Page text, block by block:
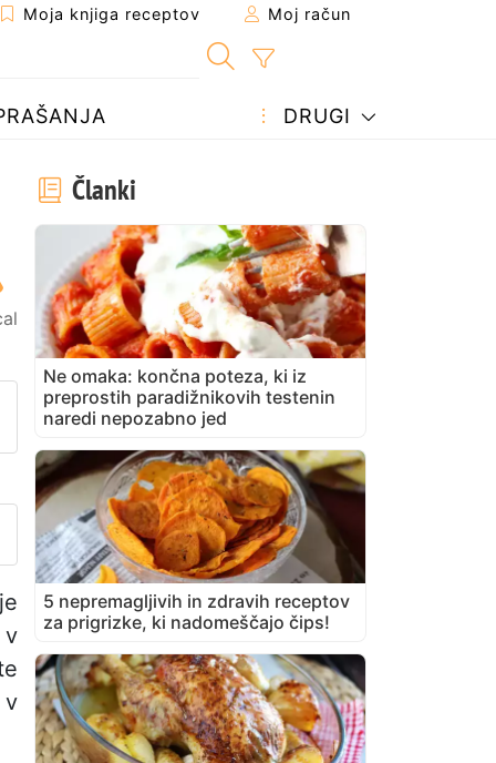
Moja knjiga receptov Moj račun
DRUGI
vprašanje avtorju
svojo fotografijo tega
v
v
Članki
Ne omaka: končna poteza, ki iz
preprostih paradižnikovih testenin
naredi nepozabno jed
5 nepremagljivih in zdravih receptov
za prigrizke, ki nadomeščajo čips!